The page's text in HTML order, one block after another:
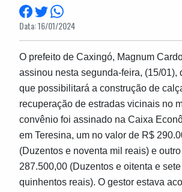
Data: 16/01/2024
O prefeito de Caxingó, Magnum
assinou nesta segunda-feira, (15/01),
que possibilitará a construção de
recuperação de estradas vicinais no
convênio foi assinado na Caixa
em Teresina, um no valor de R$
(Duzentos e noventa mil reais) e
287.500,00 (Duzentos e oitenta e
quinhentos reais). O gestor estava